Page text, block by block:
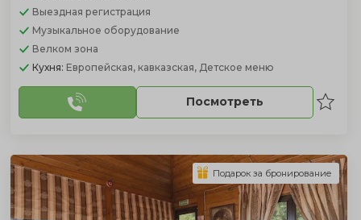
Выездная регистрация
Музыкальное оборудование
Велком зона
Кухня: Европейская, кавказская, Детское меню
Посмотреть
Подарок за бронирование